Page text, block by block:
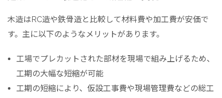
木造はRC造や鉄骨造と比較して材料費や加工費が安価で
す。主に以下のようなメリットがあります。
工場でプレカットされた部材を現場で組み上げるため、
工期の大幅な短縮が可能
工期の短縮により、仮設工事費や現場管理費などの総工